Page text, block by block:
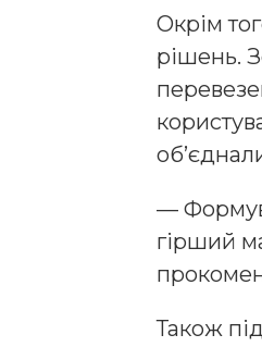
Окрім
рішень.
—
гірший
Також